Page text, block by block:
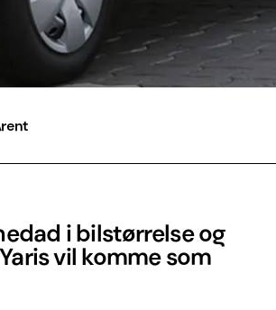
i bilstørrelse og
vil komme som